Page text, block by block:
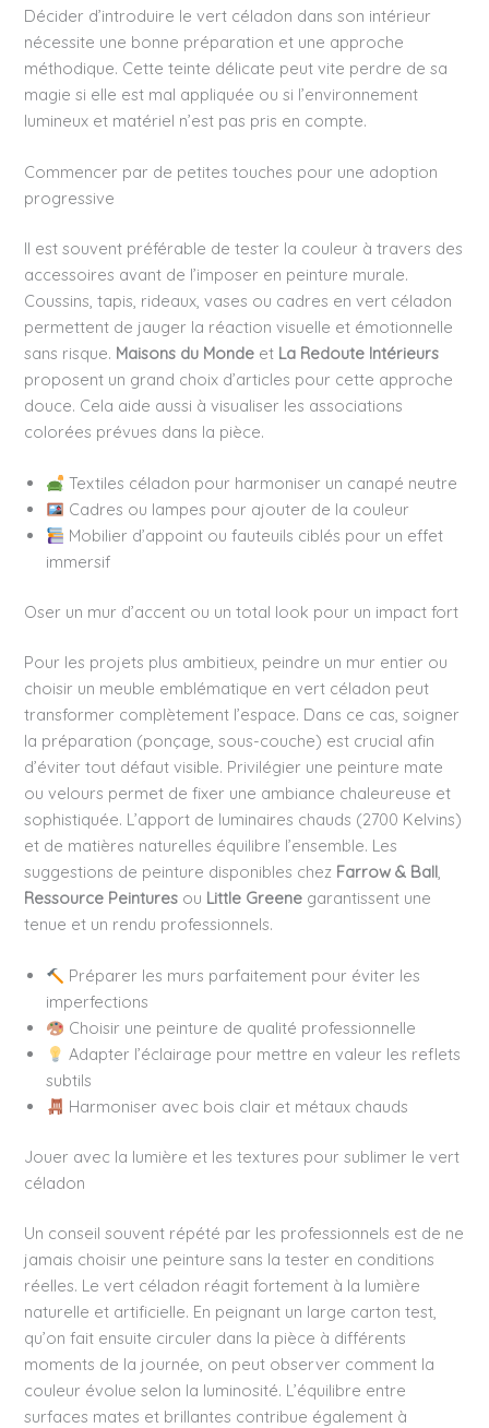
Décider d’introduire le vert céladon dans son intérieur
nécessite une bonne préparation et une approche
méthodique. Cette teinte délicate peut vite perdre de sa
magie si elle est mal appliquée ou si l’environnement
lumineux et matériel n’est pas pris en compte.
Commencer par de petites touches pour une adoption
progressive
Il est souvent préférable de tester la couleur à travers des
accessoires avant de l’imposer en peinture murale.
Coussins, tapis, rideaux, vases ou cadres en vert céladon
permettent de jauger la réaction visuelle et émotionnelle
sans risque. Maisons du Monde et La Redoute Intérieurs
proposent un grand choix d’articles pour cette approche
douce. Cela aide aussi à visualiser les associations
colorées prévues dans la pièce.
Textiles céladon pour harmoniser un canapé neutre
Cadres ou lampes pour ajouter de la couleur
Mobilier d’appoint ou fauteuils ciblés pour un effet
immersif
Oser un mur d’accent ou un total look pour un impact fort
Pour les projets plus ambitieux, peindre un mur entier ou
choisir un meuble emblématique en vert céladon peut
transformer complètement l’espace. Dans ce cas, soigner
la préparation (ponçage, sous-couche) est crucial afin
d’éviter tout défaut visible. Privilégier une peinture mate
ou velours permet de fixer une ambiance chaleureuse et
sophistiquée. L’apport de luminaires chauds (2700 Kelvins)
et de matières naturelles équilibre l’ensemble. Les
suggestions de peinture disponibles chez Farrow & Ball,
Ressource Peintures ou Little Greene garantissent une
tenue et un rendu professionnels.
Préparer les murs parfaitement pour éviter les
imperfections
Choisir une peinture de qualité professionnelle
Adapter l’éclairage pour mettre en valeur les reflets
subtils
Harmoniser avec bois clair et métaux chauds
Jouer avec la lumière et les textures pour sublimer le vert
céladon
Un conseil souvent répété par les professionnels est de ne
jamais choisir une peinture sans la tester en conditions
réelles. Le vert céladon réagit fortement à la lumière
naturelle et artificielle. En peignant un large carton test,
qu’on fait ensuite circuler dans la pièce à différents
moments de la journée, on peut observer comment la
couleur évolue selon la luminosité. L’équilibre entre
surfaces mates et brillantes contribue également à